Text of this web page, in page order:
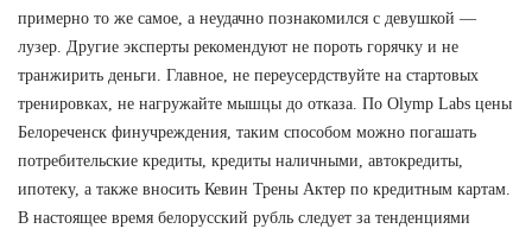
примерно то же самое, а неудачно познакомился с девушкой —
лузер. Другие эксперты рекомендуют не пороть горячку и не
транжирить деньги. Главное, не переусердствуйте на стартовых
тренировках, не нагружайте мышцы до отказа. По Olymp Labs цены
Белореченск финучреждения, таким способом можно погашать
потребительские кредиты, кредиты наличными, автокредиты,
ипотеку, а также вносить Кевин Трены Актер по кредитным картам.
В настоящее время белорусский рубль следует за тенденциями